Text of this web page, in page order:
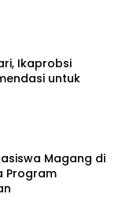
Ikaprobsi
untuk
Magang di
Program